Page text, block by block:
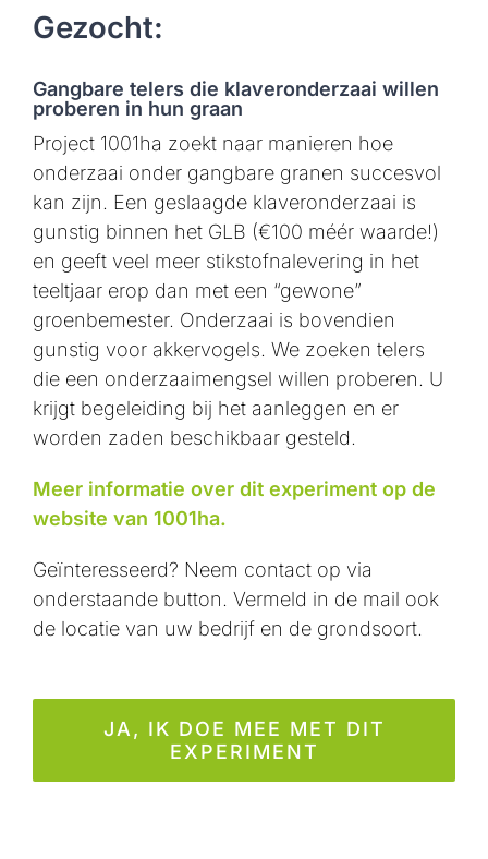
Gezocht:
Gangbare telers die klaveronderzaai willen
proberen in hun graan
Project 1001ha zoekt naar manieren hoe
onderzaai onder gangbare granen succesvol
kan zijn. Een geslaagde klaveronderzaai is
gunstig binnen het GLB (€100 méér waarde!)
en geeft veel meer stikstofnalevering in het
teeltjaar erop dan met een “gewone”
groenbemester. Onderzaai is bovendien
gunstig voor akkervogels. We zoeken telers
die een onderzaaimengsel willen proberen. U
krijgt begeleiding bij het aanleggen en er
worden zaden beschikbaar gesteld.
Meer informatie over dit experiment op de
website van 1001ha.
Geïnteresseerd? Neem contact op via
onderstaande button. Vermeld in de mail ook
de locatie van uw bedrijf en de grondsoort.
JA, IK DOE MEE MET DIT
EXPERIMENT